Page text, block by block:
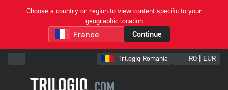
Choose a country or region to view content specific to your
geographic location
Continue
Trilogiq Romania RO | EUR